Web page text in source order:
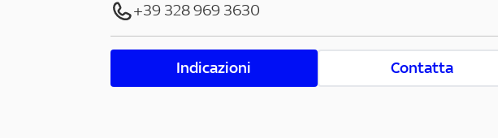
+39 328 969 3630
Indicazioni Contatta